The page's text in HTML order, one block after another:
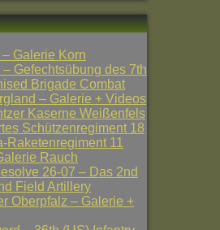
Galerie Korn
Gefechtsübung des 7th
Brigade Combat
– Galerie + Videos
Kaserne Weißenfels
Schützenregiment 18
Raketenregiment 11
Rauch
26-07 – Das 2nd
Field Artillery
Oberpfalz – Galerie +